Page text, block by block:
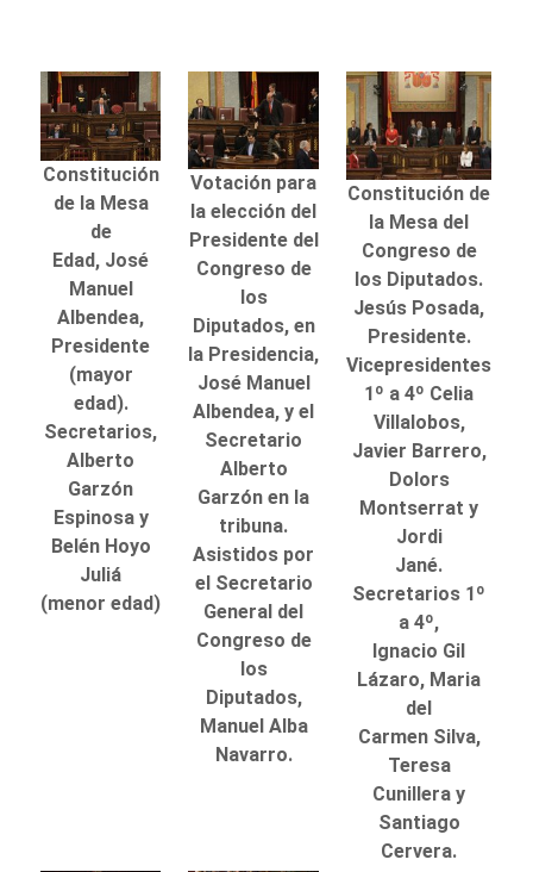
Constitución
de la Mesa
de
Edad, José
Manuel
Albendea,
Presidente
(mayor
edad).
Secretarios,
Alberto
Garzón
Espinosa y
Belén Hoyo
Juliá
(menor edad)
Votación para
la elección del
Presidente del
Congreso de
los
Diputados, en
la Presidencia,
José Manuel
Albendea, y el
Secretario
Alberto
Garzón en la
tribuna.
Asistidos por
el Secretario
General del
Congreso de
los
Diputados,
Manuel Alba
Navarro.
Constitución de
la Mesa del
Congreso de
los Diputados.
Jesús Posada,
Presidente.
Vicepresidentes
1º a 4º Celia
Villalobos,
Javier Barrero,
Dolors
Montserrat y
Jordi
Jané.
Secretarios 1º
a 4º,
Ignacio Gil
Lázaro, Maria
del
Carmen Silva,
Teresa
Cunillera y
Santiago
Cervera.